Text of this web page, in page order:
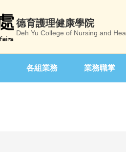
德育護理健康學院
Deh Yu College of Nursing and
各組業務 業務職掌